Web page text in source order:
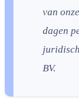
van
dagen
BV.